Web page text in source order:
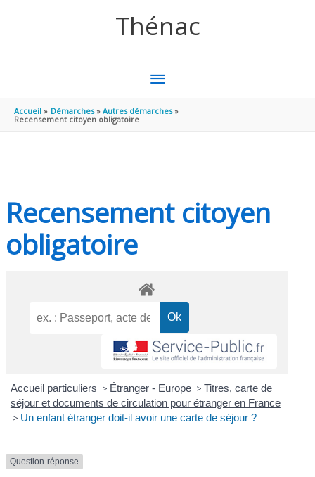
Thénac
MENU
PRINCIPAL
Accueil Démarches
Autres démarches
Recensement citoyen obligatoire
Recensement citoyen
obligatoire
Accueil particuliers > Étranger - Europe > Titres, carte de
séjour et documents de circulation pour étranger en France
> Un enfant étranger doit-il avoir une carte de séjour ?
Question-réponse